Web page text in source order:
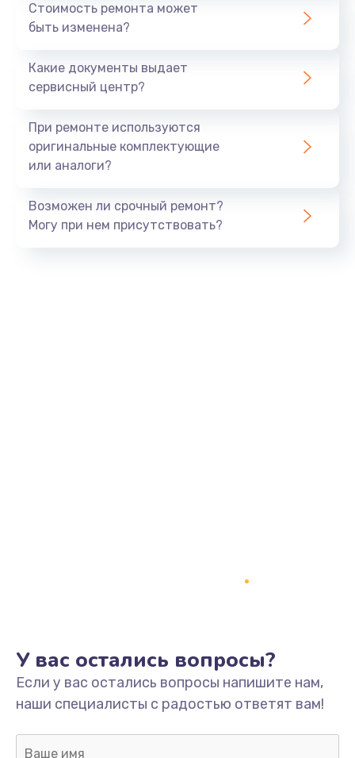
Замена оперативной памяти
Заказать
Заказать
Замена видеочипа
2745 руб.
Стоимость ремонта может
быть изменена?
Какие документы выдает
сервисный центр?
При ремонте используются
оригинальные комплектующие
или аналоги?
Возможен ли срочный ремонт?
Могу при нем присутствовать?
У вас остались вопросы?
Если у вас остались вопросы напишите нам,
наши специалисты с радостью ответят вам!